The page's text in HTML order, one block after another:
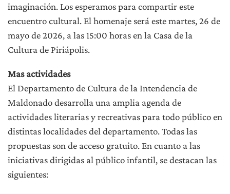
imaginación. Los esperamos para compartir este
encuentro cultural. El homenaje será este martes, 26 de
mayo de 2026, a las 15:00 horas en la Casa de la
Cultura de Piriápolis.
Mas actividades
El Departamento de Cultura de la Intendencia de
Maldonado desarrolla una amplia agenda de
actividades literarias y recreativas para todo público en
distintas localidades del departamento. Todas las
propuestas son de acceso gratuito. En cuanto a las
iniciativas dirigidas al público infantil, se destacan las
siguientes: